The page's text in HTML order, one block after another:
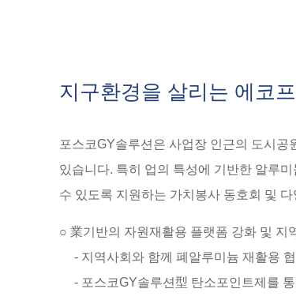
지구환경을 살리는 에코
포스코GY솔루션은 사업장 인근의 도시
있습니다. 특히 업의 특성에 기반한 알루
수 있도록 지원하는 가치봉사 동호회 및
○ 業기반의 자원재활용 플랫폼 강화 및 지
- 지역사회와 함께 폐알루미늄 재활용
- 포스코GY솔루션型 탄소포인트제를